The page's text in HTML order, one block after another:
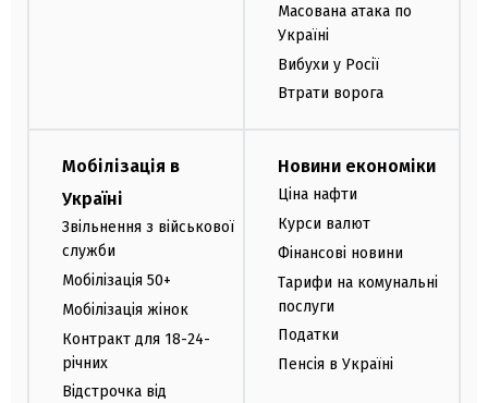
Масована атака по
Україні
Вибухи у Росії
Втрати ворога
Мобілізація в
Україні
Звільнення з військової
служби
Мобілізація 50+
Мобілізація жінок
Контракт для 18-24-
річних
Відстрочка від
Новини економіки
Ціна нафти
Курси валют
Фінансові новини
Тарифи на комунальні
послуги
Податки
Пенсія в Україні